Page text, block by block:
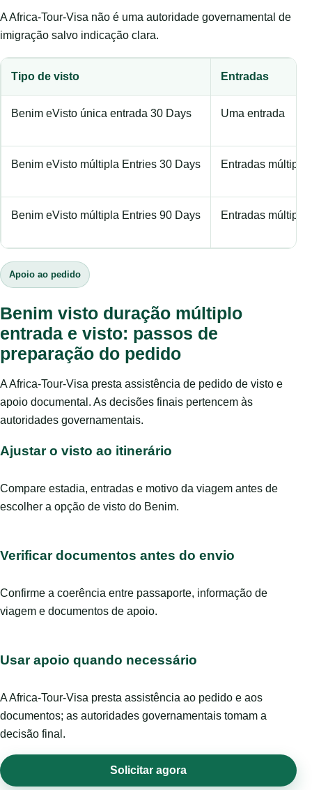
A Africa-Tour-Visa não é uma autoridade governamental de
imigração salvo indicação clara.
Tipo de visto Entradas
Benim eVisto única entrada 30 Days Uma entrada
Benim eVisto múltipla Entries 30 Days Entradas múltiplas
Benim eVisto múltipla Entries 90 Days Entradas múltiplas
Apoio ao pedido
Benim visto duração múltiplo
entrada e visto: passos de
preparação do pedido
A Africa-Tour-Visa presta assistência de pedido de visto e
apoio documental. As decisões finais pertencem às
autoridades governamentais.
Ajustar o visto ao itinerário
Compare estadia, entradas e motivo da viagem antes de
escolher a opção de visto do Benim.
Verificar documentos antes do envio
Confirme a coerência entre passaporte, informação de
viagem e documentos de apoio.
Usar apoio quando necessário
A Africa-Tour-Visa presta assistência ao pedido e aos
documentos; as autoridades governamentais tomam a
decisão final.
Solicitar agora